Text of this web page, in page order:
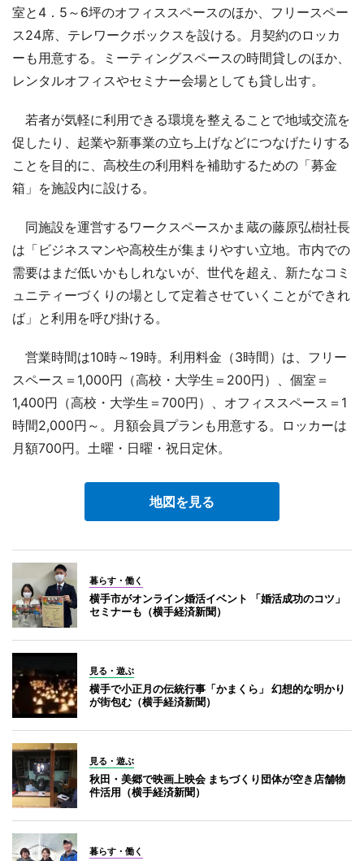
室と4．5～6坪のオフィススペースのほか、フリースペー
ス24席、テレワークボックスを設ける。月契約のロッカ
ーも用意する。ミーティングスペースの時間貸しのほか、
レンタルオフィスやセミナー会場としても貸し出す。
若者が気軽に利用できる環境を整えることで地域交流を
促したり、起業や新事業の立ち上げなどにつなげたりする
ことを目的に、高校生の利用料を補助するための「募金
箱」を施設内に設ける。
同施設を運営するワークスペースかま蔵の藤原弘樹社長
は「ビジネスマンや高校生が集まりやすい立地。市内での
需要はまだ低いかもしれないが、世代を超え、新たなコミ
ュニティーづくりの場として定着させていくことができれ
ば」と利用を呼び掛ける。
営業時間は10時～19時。利用料金（3時間）は、フリー
スペース＝1,000円（高校・大学生＝200円）、個室＝
1,400円（高校・大学生＝700円）、オフィススペース＝1
時間2,000円～。月額会員プランも用意する。ロッカーは
月額700円。土曜・日曜・祝日定休。
地図を見る
暮らす・働く
横手市がオンライン婚活イベント 「婚活成功のコツ」
セミナーも（横手経済新聞）
見る・遊ぶ
横手で小正月の伝統行事「かまくら」 幻想的な明かり
が街包む（横手経済新聞）
見る・遊ぶ
秋田・美郷で映画上映会 まちづくり団体が空き店舗物
件活用（横手経済新聞）
暮らす・働く